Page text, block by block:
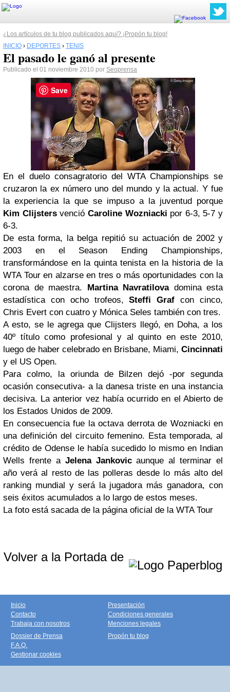
¿Los artículos de tu blog publicados aquí? ¡Propón tu blog!
INICIO › DEPORTES › TENIS
El pasado le ganó al presente
Publicado el 01 noviembre 2010 por Seoprensa
En el duelo consagratorio del WTA Championships se
cruzaron la ex número uno del mundo y la actual. Y fue
la experiencia la que se impuso a la juventud porque
Kim Clijstersvenció Caroline Wozniacki por 6-3, 5-7 y
6-3.
De esta forma, la belga repitió su actuación de 2002 y
2003 en el Season Ending Championships,
transformándose en la quinta tenista en la historia de la
WTA Tour en alzarse en tres o más oportunidades con la
corona de maestra. Martina Navratilovadomina esta
estadística con ocho trofeos,Steffi Graf con cinco,
Chris Evert con cuatro y Mónica Seles también con tres.
A esto, se le agrega que Clijsters llegó, en Doha, a los
40º título como profesional y al quinto en este 2010,
luego de haber celebrado en Brisbane, Miami, Cincinnati
y el US Open.
Para colmo, la oriunda de Bilzen dejó -por segunda
ocasión consecutiva- a la danesa triste en una instancia
decisiva. La anterior vez había ocurrido en el Abierto de
los Estados Unidos de 2009.
En consecuencia fue la octava derrota de Wozniacki en
una definición del circuito femenino. Esta temporada, al
crédito de Odense le había sucedido lo mismo en Indian
Wells frente a Jelena Jankovicaunque al terminar el
año verá al resto de las polleras desde lo más alto del
ranking mundial y será la jugadora más ganadora, con
seis éxitos acumulados a lo largo de estos meses.
La foto está sacada de la página oficial de la WTA Tour
Volver a la Portada de
Inicio
Contacto
Trabaja con nosotros
Presentación
Condiciones generales
Menciones legales
Dossier de Prensa
F.A.Q.
Gestionar cookies
Propón tu blog
Save